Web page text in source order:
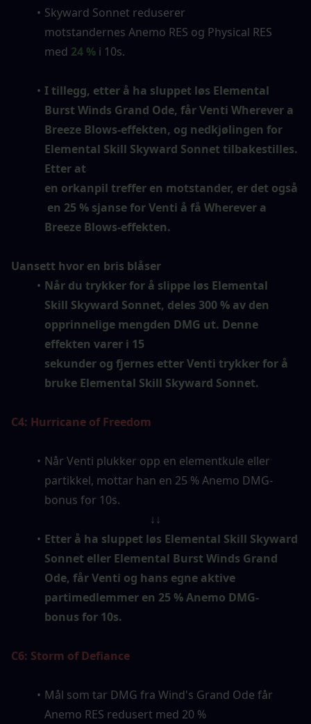
Skyward Sonnet reduserer
motstandernes Anemo RES og Physical RES
med 24 % i 10s.
I tillegg, etter å ha sluppet løs Elemental
Burst Winds Grand Ode, får Venti Wherever a
Breeze Blows-effekten, og nedkjølingen for
Elemental Skill Skyward Sonnet tilbakestilles.
Etter at
en orkanpil treffer en motstander, er det også
en 25 % sjanse for Venti å få Wherever a
Breeze Blows-effekten.
Uansett hvor en bris blåser
Når du trykker for å slippe løs Elemental
Skill Skyward Sonnet, deles 300 % av den
opprinnelige mengden DMG ut. Denne
effekten varer i 15
sekunder og fjernes etter Venti trykker for å
bruke Elemental Skill Skyward Sonnet.
C4: Hurricane of Freedom
Når Venti plukker opp en elementkule eller
partikkel, mottar han en 25 % Anemo DMG-
bonus for 10s.
↓↓
Etter å ha sluppet løs Elemental Skill Skyward
Sonnet eller Elemental Burst Winds Grand
Ode, får Venti og hans egne aktive
partimedlemmer en 25 % Anemo DMG-
bonus for 10s.
C6: Storm of Defiance
Mål som tar DMG fra Wind's Grand Ode får
Anemo RES redusert med 20 %